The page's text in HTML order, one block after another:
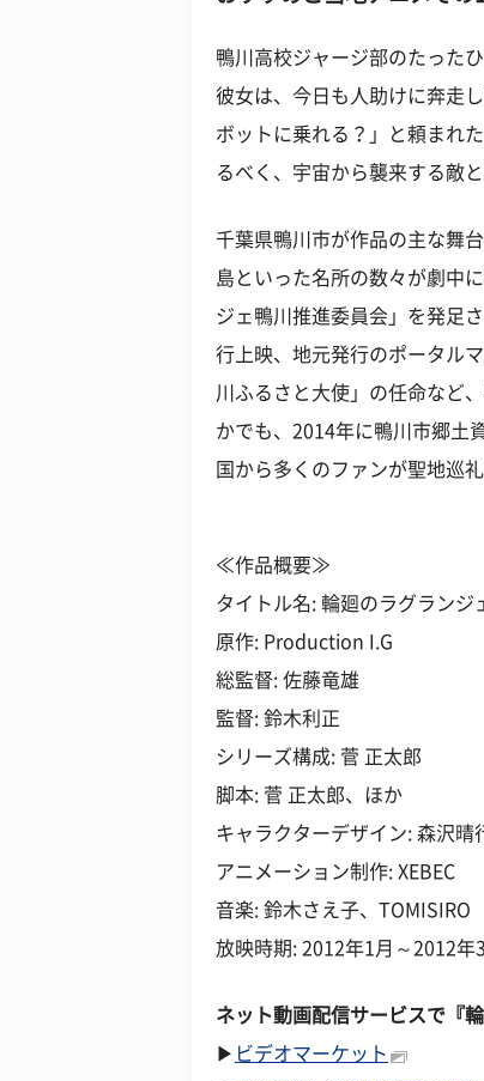
鴨川高校ジャージ部のたった
彼女は、今日も人助けに奔走
ボットに乗れる？」と頼まれ
るべく、宇宙から襲来する敵
千葉県鴨川市が作品の主な舞
島といった名所の数々が劇中
ジェ鴨川推進委員会」を発足
行上映、地元発行のポータル
川ふるさと大使」の任命など
かでも、2014年に鴨川市郷土
国から多くのファンが聖地巡
≪作品概要≫
タイトル名: 輪廻のラグランジ
原作: Production I.G
総監督: 佐藤竜雄
監督: 鈴木利正
シリーズ構成: 菅 正太郎
脚本: 菅 正太郎、ほか
キャラクターデザイン: 森沢
アニメーション制作: XEBEC
音楽: 鈴木さえ子、TOMISIRO
放映時期: 2012年1月～2012年
ネット動画配信サービスで『
▶ ビデオマーケット